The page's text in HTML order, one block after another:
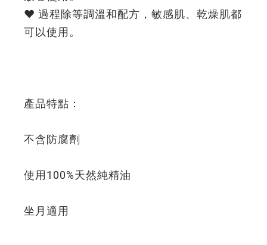
❤️ 過程除等調溫和配方，敏感肌、乾燥肌都
可以使用。
產品特點：
不含防腐劑
使用100%天然純精油
坐月適用